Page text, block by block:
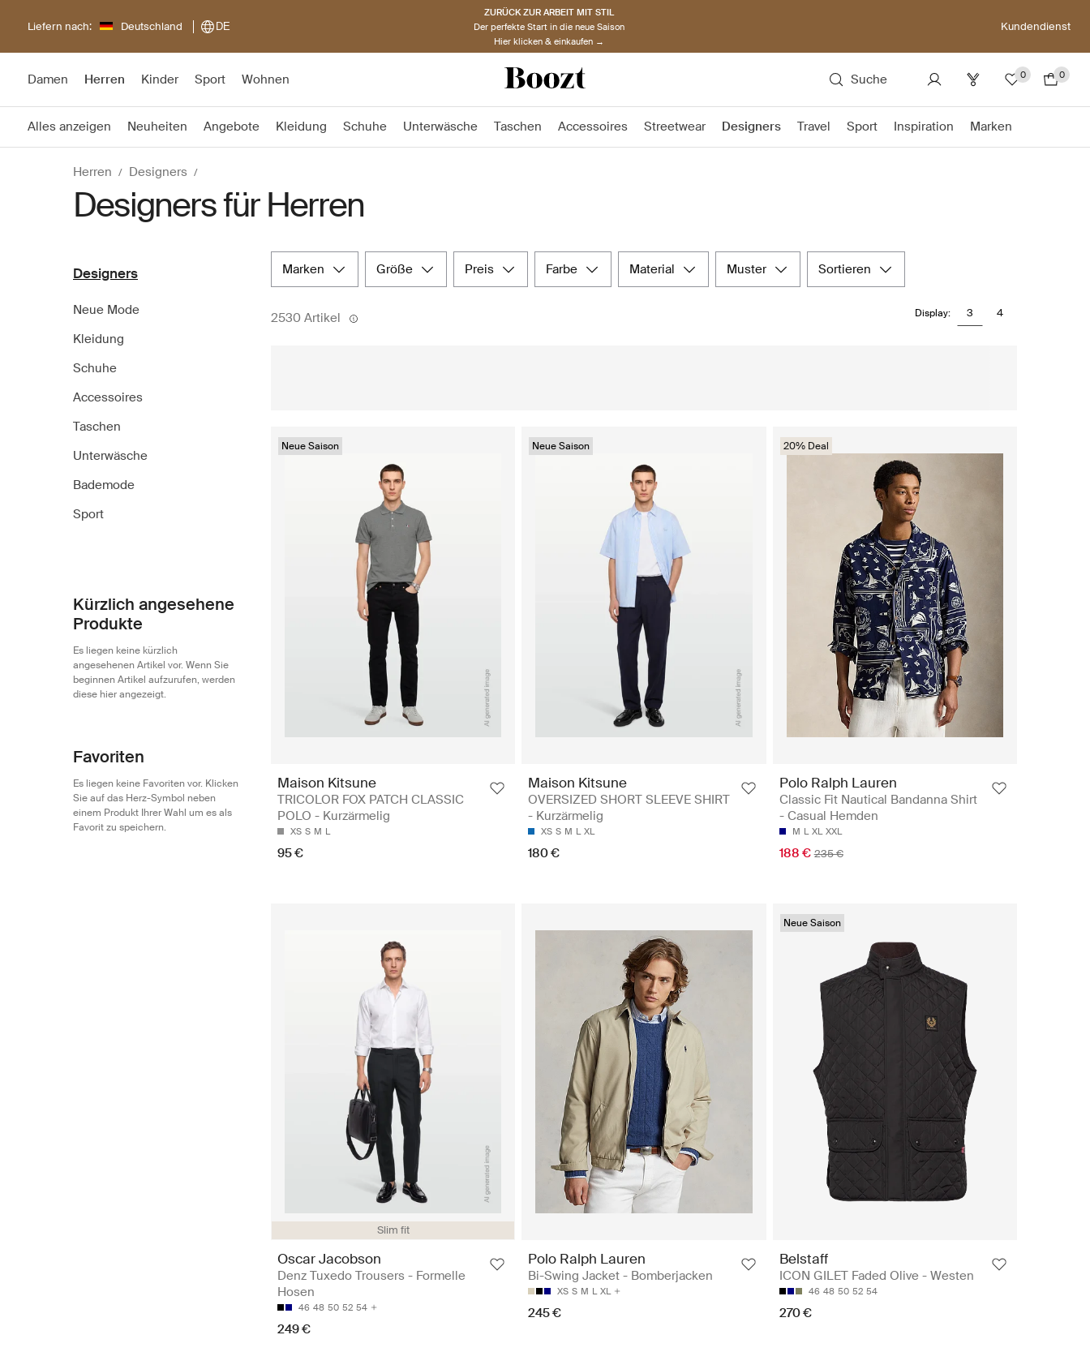
Liefern nach: Deutschland DE
ZURÜCK ZUR ARBEIT MIT STIL
Der perfekte Start in die neue Saison
Hier klicken & einkaufen →
Kundendienst
Damen Herren Kinder Sport Wohnen Suche 0 0
Alles anzeigen Neuheiten Angebote Kleidung Schuhe Unterwäsche Taschen Accessoires Streetwear Designers Travel Sport Inspiration Marken
Herren Designers
Designers für Herren
Designers
Neue Mode
Kleidung
Schuhe
Accessoires
Taschen
Unterwäsche
Bademode
Sport
Kürzlich angesehene
Produkte
Es liegen keine kürzlich
angesehenen Artikel vor. Wenn Sie
beginnen Artikel aufzurufen, werden
diese hier angezeigt.
Favoriten
Es liegen keine Favoriten vor. Klicken
Sie auf das Herz-Symbol neben
einem Produkt Ihrer Wahl um es als
Favorit zu speichern.
marken größe preis farbe material muster sortieren
2530 Artikel Display: 3 4
Neue Saison
Maison Kitsune
TRICOLOR FOX PATCH CLASSIC
POLO - Kurzärmelig
XS S M L
95 €
Neue Saison
Maison Kitsune
OVERSIZED SHORT SLEEVE SHIRT
- Kurzärmelig
XS S M L XL
180 €
20% Deal
Polo Ralph Lauren
Classic Fit Nautical Bandanna Shirt
- Casual Hemden
M L XL XXL
188 € 235 €
Slim fit
Oscar Jacobson
Denz Tuxedo Trousers - Formelle
Hosen
46 48 50 52 54
249 €
Polo Ralph Lauren
Bi-Swing Jacket - Bomberjacken
XS S M L XL
245 €
Neue Saison
Belstaff
ICON GILET Faded Olive - Westen
46 48 50 52 54
270 €